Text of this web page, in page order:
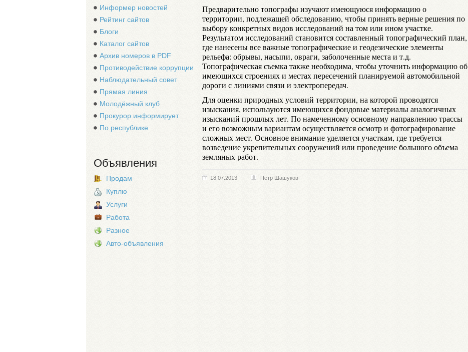
Информер новостей
Рейтинг сайтов
Блоги
Каталог сайтов
Архив номеров в PDF
Противодействие коррупции
Наблюдательный совет
Прямая линия
Молодёжный клуб
Прокурор информирует
По республике
Объявления
Продам
Куплю
Услуги
Работа
Разное
Авто-объявления
Предварительно топографы изучают имеющуюся информацию о
территории, подлежащей обследованию, чтобы принять верные решения по
выбору конкретных видов исследований на том или ином участке.
Результатом исследований становится составленный топографический план,
где нанесены все важные топографические и геодезические элементы
рельефа: обрывы, насыпи, овраги, заболоченные места и т.д.
Топографическая съемка также необходима, чтобы уточнить информацию об
имеющихся строениях и местах пересечений планируемой автомобильной
дороги с линиями связи и электропередач.
Для оценки природных условий территории, на которой проводятся
изыскания, используются имеющихся фондовые материалы аналогичных
изысканий прошлых лет. По намеченному основному направлению трассы
и его возможным вариантам осуществляется осмотр и фотографирование
сложных мест. Основное внимание уделяется участкам, где требуется
возведение укрепительных сооружений или проведение большого объема
земляных работ.
18.07.2013 Петр Шашуков